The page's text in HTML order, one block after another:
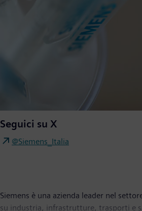
Seguici su X
@Siemens_Italia
Siemens è una azienda leader nel
su industria, infrastrutture, trasporti e